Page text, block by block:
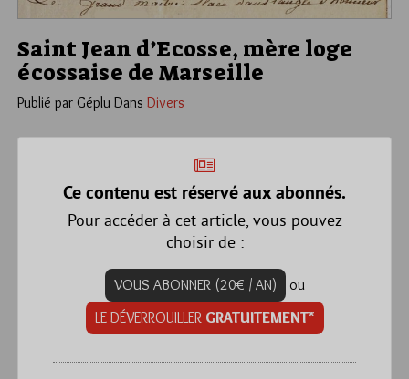
Saint Jean d’Ecosse, mère loge
écossaise de Marseille
Publié par Géplu Dans Divers
Ce contenu est réservé aux abonnés.
Pour accéder à cet article, vous pouvez
choisir de :
VOUS ABONNER (20€ / AN)
ou
LE DÉVERROUILLER GRATUITEMENT*